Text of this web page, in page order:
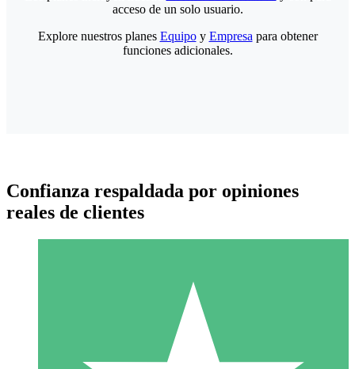
Paquetes de Créditos Individuales
Paga según el uso con créditos de descarga. Sin compromiso
acceso de un solo usuario.
Explore nuestros planes Equipoy Empresa para obtener
funciones adicionales.
Confianza respaldada por opiniones
reales de clientes